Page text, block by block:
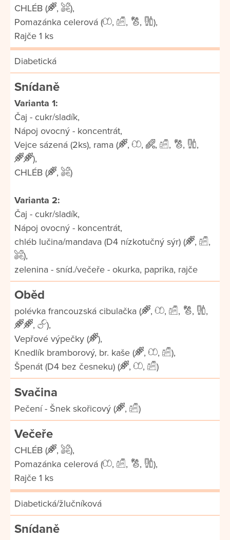
CHLÉB ( ,
),
Pomazánka celerová (
, , ,
),
Rajče 1 ks
Diabetická
Snídaně
Varianta 1:
Čaj - cukr/sladík,
Nápoj ovocný - koncentrát,
Vejce sázená (2ks), rama (
, , , , ,
,
),
CHLÉB (
, )
Varianta 2:
Čaj - cukr/sladík,
Nápoj ovocný - koncentrát,
chléb lučina/mandava (D4 nízkotučný sýr) (
,
,
),
zelenina - sníd./večeře - okurka, paprika, rajče
Oběd
polévka francouzská cibulačka ( , , , ,
,
,
),
Vepřové výpečky (
),
Knedlík bramborový, br. kaše (
, ,
),
Špenát (D4 bez česneku) (
, , )
Svačina
Pečení - Šnek skořicový ( , )
Večeře
CHLÉB ( ,
),
Pomazánka celerová (
, , ,
),
Rajče 1 ks
Diabetická/žlučníková
Snídaně